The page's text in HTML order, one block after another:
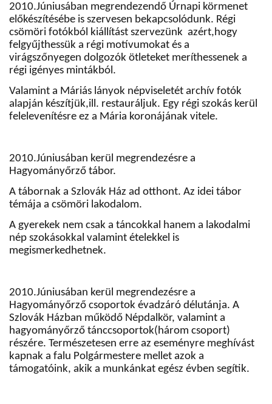
2010.Júniusában megrendezendő Úrnapi körmenet
előkészítésébe is szervesen bekapcsolódunk. Régi
csömöri fotókból kiállítást szervezünk azért,hogy
felgyűjthessük a régi motívumokat és a
virágszőnyegen dolgozók ötleteket meríthessenek a
régi igényes mintákból.
Valamint a Máriás lányok népviseletét archív fotók
alapján készítjük,ill. restauráljuk. Egy régi szokás kerül
felelevenítésre ez a Mária koronájának vitele.
2010.Júniusában kerül megrendezésre a
Hagyományőrző tábor.
A tábornak a Szlovák Ház ad otthont. Az idei tábor
témája a csömöri lakodalom.
A gyerekek nem csak a táncokkal hanem a lakodalmi
nép szokásokkal valamint ételekkel is
megismerkedhetnek.
2010.Júniusában kerül megrendezésre a
Hagyományőrző csoportok évadzáró délutánja. A
Szlovák Házban működő Népdalkör, valamint a
hagyományőrző tánccsoportok(három csoport)
részére. Természetesen erre az eseményre meghívást
kapnak a falu Polgármestere mellet azok a
támogatóink, akik a munkánkat egész évben segítik.